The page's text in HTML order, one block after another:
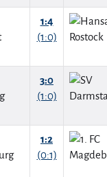
1:4
(1:0)
3:0
(1:0)
1:2
(0:1)